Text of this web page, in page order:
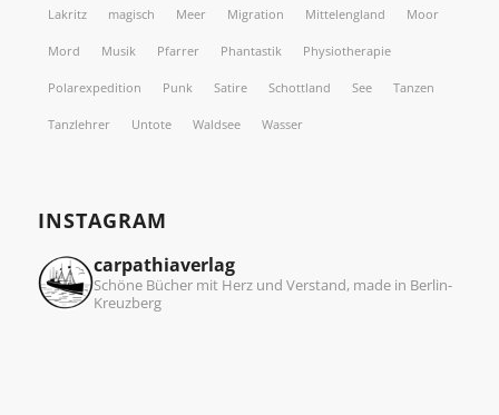
Lakritz magisch Meer Migration Mittelengland Moor
Mord Musik Pfarrer Phantastik Physiotherapie
Polarexpedition Punk Satire Schottland See Tanzen
Tanzlehrer Untote Waldsee Wasser
INSTAGRAM
carpathiaverlag
Schöne Bücher mit Herz und Verstand, made in Berlin-
Kreuzberg